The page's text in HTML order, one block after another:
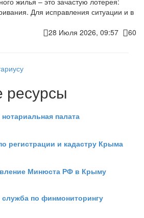
Для исправления ситуации и в
28 Июля 2026, 09:57
60
ресурсы
палата
регистрации и кадастру Крыма
Минюста РФ в Крыму
по финмониторингу